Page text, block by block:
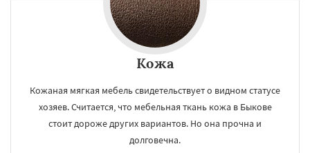
Кожа
Кожаная мягкая мебель свидетельствует о видном статусе
хозяев. Считается, что мебельная ткань кожа в Быкове
стоит дороже других вариантов. Но она прочна и
долговечна.